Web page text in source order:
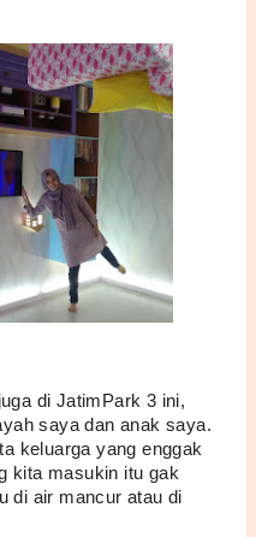
di JatimPark 3 ini,
saya dan anak saya.
keluarga yang enggak
kita masukin itu gak
di air mancur atau di